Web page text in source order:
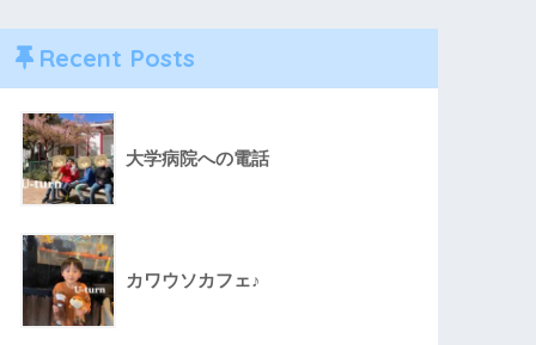
Recent Posts
大学病院への電話
カワウソカフェ♪